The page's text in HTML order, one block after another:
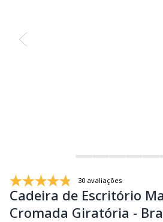
30 avaliações
Cadeira de Escritório
Cromada Giratória -